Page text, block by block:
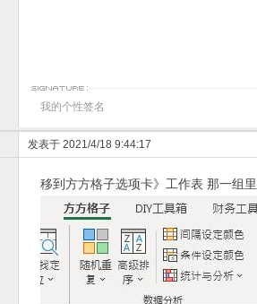
我的个性签名
发表于 2021/4/18 9:44:17
移到方方格子选项卡》工作表 那一组